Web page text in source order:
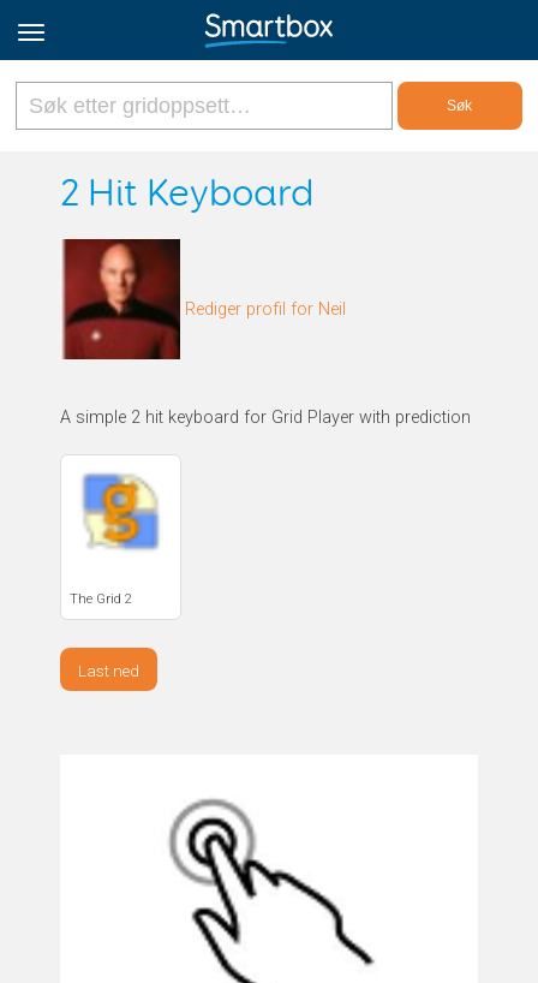
Online Grids
Registrer deg
2 Hit Keyboard
Rediger profil for Neil
A simple 2 hit keyboard for Grid Player with prediction
The Grid 2
Last ned